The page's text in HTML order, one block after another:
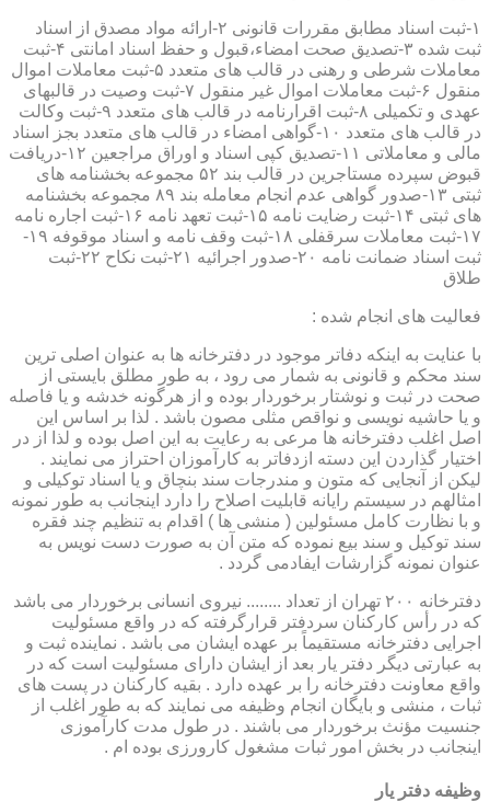
۱-ثبت اسناد مطابق مقررات قانونی ۲-ارائه مواد مصدق از اسناد
ثبت شده ۳-تصدیق صحت امضاء،قبول و حفظ اسناد امانتی ۴-ثبت
معاملات شرطی و رهنی در قالب های متعدد ۵-ثبت معاملات اموال
منقول ۶-ثبت معاملات اموال غیر منقول ۷-ثبت وصیت در قالبهای
عهدی و تکمیلی ۸-ثبت اقرارنامه در قالب های متعدد ۹-ثبت وکالت
در قالب های متعدد ۱۰-گواهی امضاء در قالب های متعدد بجز اسناد
مالی و معاملاتی ۱۱-تصدیق کپی اسناد و اوراق مراجعین ۱۲-دریافت
قبوض سپرده مستاجرین در قالب بند ۵۲ مجموعه بخشنامه های
ثبتی ۱۳-صدور گواهی عدم انجام معامله بند ۸۹ مجموعه بخشنامه
های ثبتی ۱۴-ثبت رضایت نامه ۱۵-ثبت تعهد نامه ۱۶-ثبت اجاره نامه
۱۷-ثبت معاملات سرقفلی ۱۸-ثبت وقف نامه و اسناد موقوفه ۱۹-
ثبت اسناد ضمانت نامه ۲۰-صدور اجرائیه ۲۱-ثبت نکاح ۲۲-ثبت
طلاق
فعالیت های انجام شده :
با عنایت به اینکه دفاتر موجود در دفترخانه ها به عنوان اصلی ترین
سند محکم و قانونی به شمار می رود ، به طور مطلق بایستی از
صحت در ثبت و نوشتار برخوردار بوده و از هرگونه خدشه و یا فاصله
و یا حاشیه نویسی و نواقص مثلی مصون باشد . لذا بر اساس این
اصل اغلب دفترخانه ها مرعی به رعایت به این اصل بوده و لذا از در
اختیار گذاردن این دسته ازدفاتر به کارآموزان احتراز می نمایند .
لیکن از آنجایی که متون و مندرجات سند بنچاق و یا اسناد توکیلی و
امثالهم در سیستم رایانه قابلیت اصلاح را دارد اینجانب به طور نمونه
و با نظارت کامل مسئولین ( منشی ها ) اقدام به تنظیم چند فقره
سند توکیل و سند بیع نموده که متن آن به صورت دست نویس به
عنوان نمونه گزارشات ایفادمی گردد .
دفترخانه ۲۰۰ تهران از تعداد ........ نیروی انسانی برخوردار می باشد
که در رأس کارکنان سردفتر قرارگرفته که در واقع مسئولیت
اجرایی دفترخانه مستقیماً بر عهده ایشان می باشد . نماینده ثبت و
به عبارتی دیگر دفتر یار بعد از ایشان دارای مسئولیت است که در
واقع معاونت دفترخانه را بر عهده دارد . بقیه کارکنان در پست های
ثبات ، منشی و بایگان انجام وظیفه می نمایند که به طور اغلب از
جنسیت مؤنث برخوردار می باشند . در طول مدت کارآموزی
اینجانب در بخش امور ثبات مشغول کارورزی بوده ام .
وظیفه دفتر یار